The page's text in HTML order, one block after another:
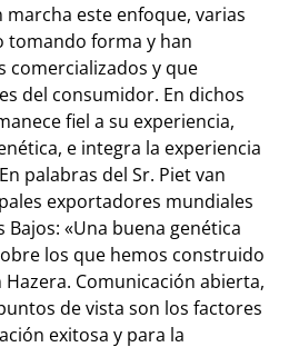
este enfoque, varias
tomando forma y han
comercializados y que
del consumidor. En dichos
fiel a su experiencia,
e integra la experiencia
palabras del Sr. Piet van
exportadores mundiales
Bajos: «Una buena genética
los que hemos construido
Comunicación abierta,
de vista son los factores
exitosa y para la